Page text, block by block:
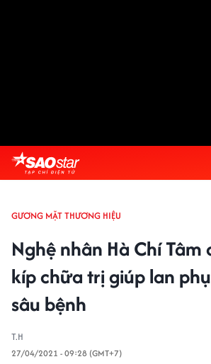
GƯƠNG MẶT THƯƠNG HIỆU
Nghệ nhân Hà Chí Tâm
kíp chữa trị giúp lan
sâu bệnh
T.H
27/04/2021 - 09:28 (GMT+7)